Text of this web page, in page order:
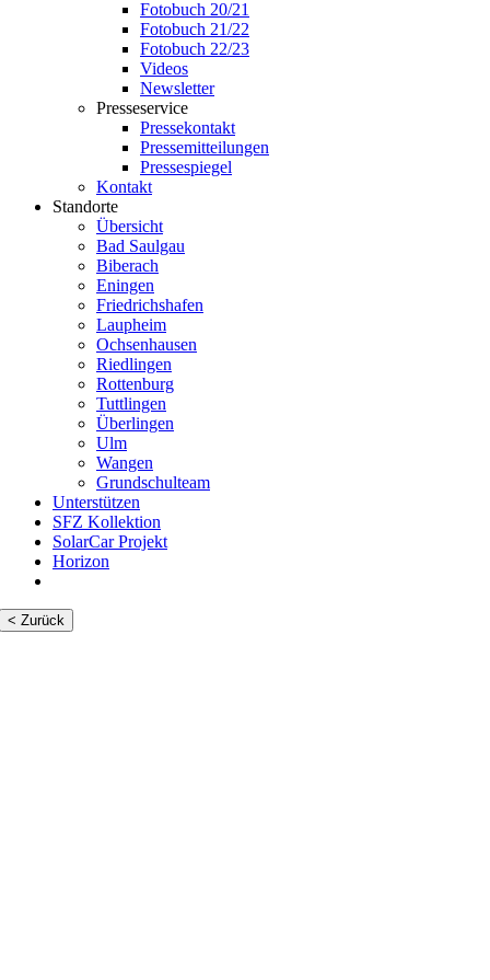
Fotobuch 20/21
Fotobuch 21/22
Fotobuch 22/23
Videos
Newsletter
Presseservice
Pressekontakt
Pressemitteilungen
Pressespiegel
Kontakt
Standorte
Übersicht
Bad Saulgau
Biberach
Eningen
Friedrichshafen
Laupheim
Ochsenhausen
Riedlingen
Rottenburg
Tuttlingen
Überlingen
Ulm
Wangen
Grundschulteam
Unterstützen
SFZ Kollektion
SolarCar Projekt
Horizon
< Zurück